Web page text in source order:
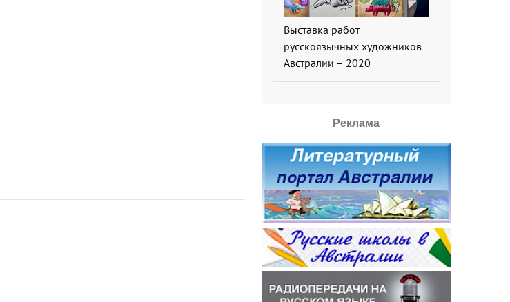
Выставка работ
русскоязычных художников
Австралии – 2020
Реклама